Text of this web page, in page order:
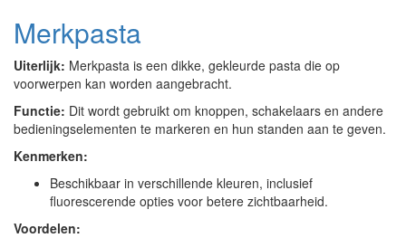
Merkpasta
Uiterlijk: Merkpasta is een dikke, gekleurde pasta die op
voorwerpen kan worden aangebracht.
Functie: Dit wordt gebruikt om knoppen, schakelaars en andere
bedieningselementen te markeren en hun standen aan te geven.
Kenmerken:
Beschikbaar in verschillende kleuren, inclusief
fluorescerende opties voor betere zichtbaarheid.
Voordelen: